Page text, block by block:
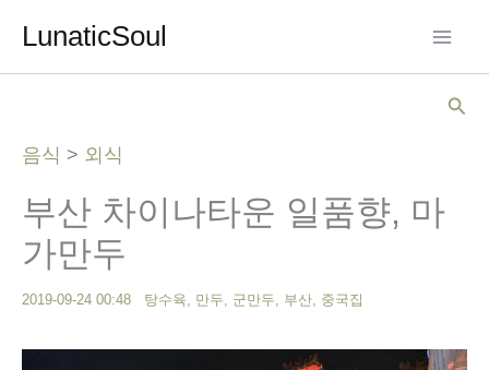
츠
LunaticSoul
검
음식 > 외식
부산 차이나타운 일품향, 마
가만두
2019-09-24 00:48 탕수육, 만두, 군만두, 부산, 중국집